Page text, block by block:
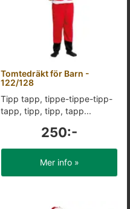
Tomtedräkt för Barn -
122/128
Tipp tapp, tippe-tippe-tipp-
tapp, tipp, tipp, tapp...
250:-
Mer info »